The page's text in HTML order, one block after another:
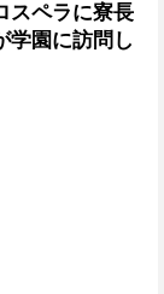
スペラに寮長
学園に訪問し